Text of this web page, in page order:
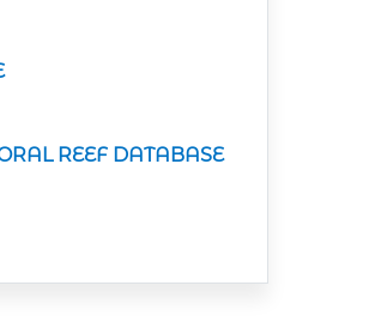
REEF DATABASE